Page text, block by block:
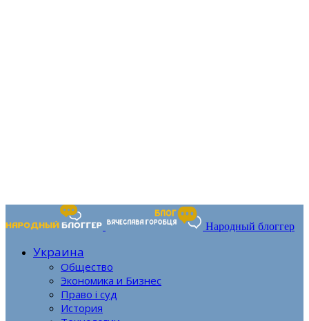
Народный блоггер
Украина
Общество
Экономика и Бизнес
Право і суд
История